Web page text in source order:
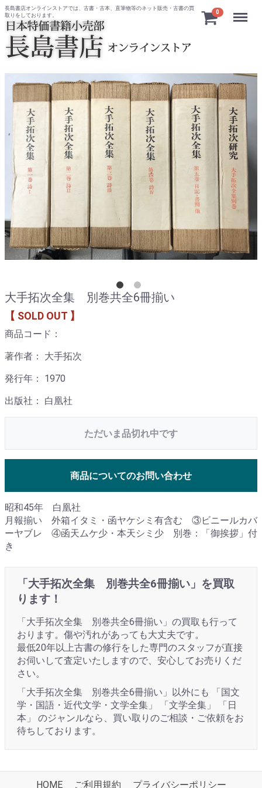
長島書店オンラインストアでは、古書・古本、直筆物等のネット販売・古書の買
取りをしております。
0 Menu
大手拓次全集 別巻共全6冊揃い
【 SOLD OUT 】
商品コード：
著作者： 大手拓次
発行年： 1970
出版社： 白凰社
ただいま品切れ中です
商品についてのお問い合わせ
昭和45年 白凰社
月報揃い 外箱イタミ・函ヤケシミ有含む ③ビニールカバ
ーヤブレ ④函天ムケ少・本天シミ少 別巻：「御挨拶」付
き
「大手拓次全集 別巻共全6冊揃い」を買取
ります！
「大手拓次全集 別巻共全6冊揃い」の買取も行って
おります。傷や汚れがあっても大丈夫です。
最低20年以上古書の修行をした専門のスタッフが直接
お伺いして査定いたしますので、安心してお売りくだ
さい。
「大手拓次全集 別巻共全6冊揃い」以外にも 「国文
学・国語・近代文学・文学全集」 「文学全集」 「日
本」 のジャンルなら、買い取りのご相談・ご依頼をお
待ちしております。
HOME ご利用規約 プライバシーポリシー